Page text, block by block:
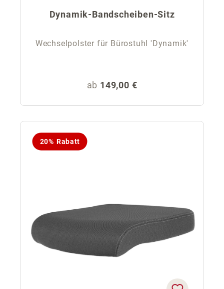
Dynamik-Bandscheiben-Sitz
Wechselpolster für Bürostuhl 'Dynamik'
Regulärer Preis:
ab 149,00 €
20% Rabatt